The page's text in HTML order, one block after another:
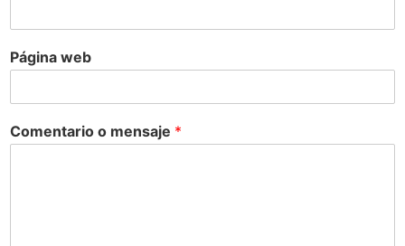
Página web
Comentario o mensaje *